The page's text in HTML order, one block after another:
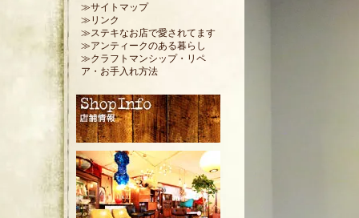
≫サイトマップ
≫リンク
≫ステキなお店で愛されてます
≫アンティークのある暮らし
≫クラフトマンシップ・リペ
ア・お手入れ方法